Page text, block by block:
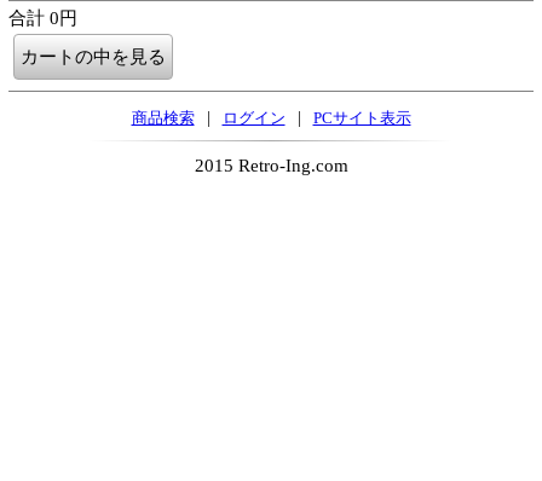
合計 0円
商品検索 | ログイン | PCサイト表示
2015 Retro-Ing.com